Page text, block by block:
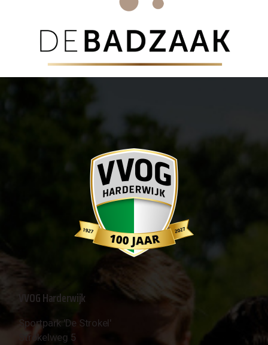
VVOG Harderwijk
Sportpark 'De Strokel'
Strokelweg 5